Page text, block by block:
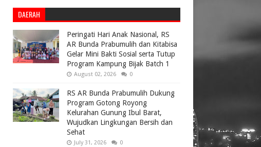
DAERAH
Peringati Hari Anak Nasional, RS
AR Bunda Prabumulih dan Kitabisa
Gelar Mini Bakti Sosial serta Tutup
Program Kampung Bijak Batch 1
August 02, 2026 0
RS AR Bunda Prabumulih Dukung
Program Gotong Royong
Kelurahan Gunung Ibul Barat,
Wujudkan Lingkungan Bersih dan
Sehat
July 31, 2026 0